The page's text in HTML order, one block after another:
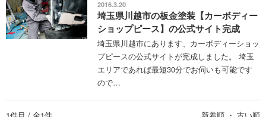
2016.3.20
埼玉県川越市の板金塗装【カーボディー
ショップピース】の公式サイト完成
埼玉県川越市にあります、カーボディーショッ
プピースの公式サイトが完成しました。 埼玉
エリアであれば最短30分でお伺いも可能です
ので…
1件目 / 全1件 新着順 ・ 古い順